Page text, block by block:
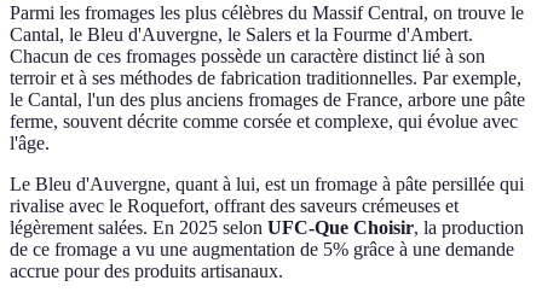
Parmi les fromages les plus célèbres du Massif Central, on trouve le
Cantal, le Bleu d'Auvergne, le Salers et la Fourme d'Ambert.
Chacun de ces fromages possède un caractère distinct lié à son
terroir et à ses méthodes de fabrication traditionnelles. Par exemple,
le Cantal, l'un des plus anciens fromages de France, arbore une pâte
ferme, souvent décrite comme corsée et complexe, qui évolue avec
l'âge.
Le Bleu d'Auvergne, quant à lui, est un fromage à pâte persillée qui
rivalise avec le Roquefort, offrant des saveurs crémeuses et
légèrement salées. En 2025 selon UFC-Que Choisir, la production
de ce fromage a vu une augmentation de 5% grâce à une demande
accrue pour des produits artisanaux.